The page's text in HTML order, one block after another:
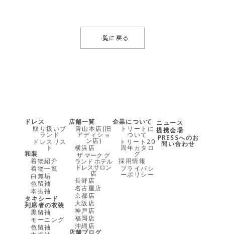
一覧に戻る
ドレス
取り扱いブ
ランド
ドレスリス
ト
和装
着物紹介
着物一覧
白無垢
色留袖
本振袖
タキシード
列席者の衣装
黒留袖
モーニング
色留袖
店舗一覧
青山本店(旧
アディショ
ン店)
横浜店
ザ マーク グ
ランド ホテル
ドレスサロン
店
長野店
名古屋店
京都店
大阪店
神戸店
福岡店
沖縄店
企業について
トリートに
ついて
トリート20
周年カタロ
グ
採用情報
プライバシ
ーポリシー
ニュース
提携会場
PRESSへのお
問い合わせ